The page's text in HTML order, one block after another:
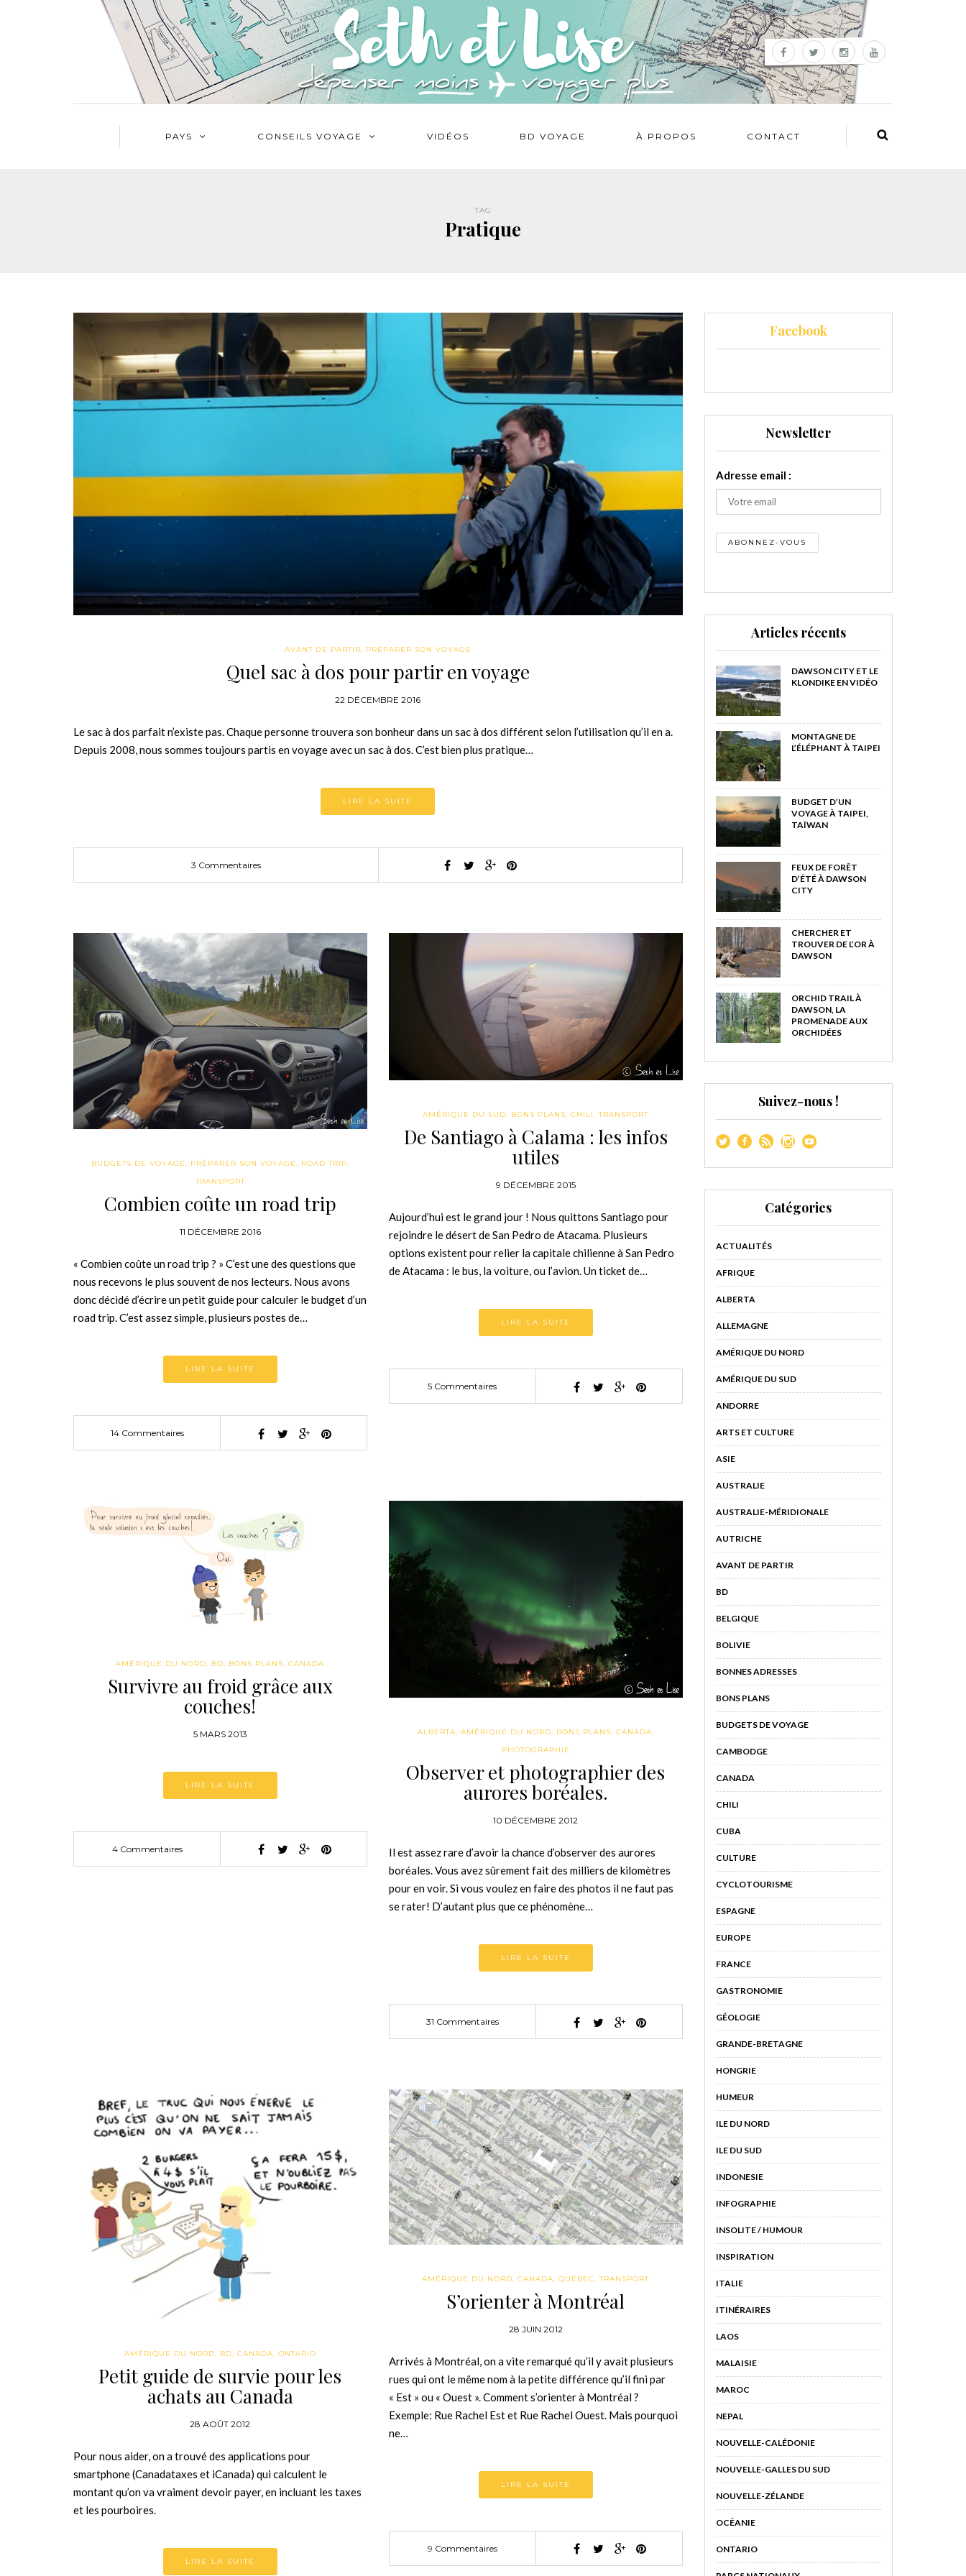
PAYS CONSEILS VOYAGE VIDÉOS BD VOYAGE À PROPOS CONTACT
TAG
Pratique
AVANT DE PARTIR, PRÉPARER SON VOYAGE
Quel sac à dos pour partir en voyage
22 DÉCEMBRE 2016
Le sac à dos parfait n’existe pas. Chaque personne trouvera son bonheur dans un sac à dos différent selon l’utilisation qu’il en a.
Depuis 2008, nous sommes toujours partis en voyage avec un sac à dos. C’est bien plus pratique…
LIRE LA SUITE
3 Commentaires
BUDGETS DE VOYAGE, PRÉPARER SON VOYAGE, ROAD TRIP,
TRANSPORT
Combien coûte un road trip
11 DÉCEMBRE 2016
« Combien coûte un road trip ? » C’est une des questions que
nous recevons le plus souvent de nos lecteurs. Nous avons
donc décidé d’écrire un petit guide pour calculer le budget d’un
road trip. C’est assez simple, plusieurs postes de…
LIRE LA SUITE
14 Commentaires
AMÉRIQUE DU SUD, BONS PLANS,CHILI,TRANSPORT
De Santiago à Calama : les infos
utiles
9 DÉCEMBRE 2015
Aujourd’hui est le grand jour ! Nous quittons Santiago pour
rejoindre le désert de San Pedro de Atacama. Plusieurs
options existent pour relier la capitale chilienne à San Pedro
de Atacama : le bus, la voiture, ou l’avion. Un ticket de…
LIRE LA SUITE
5 Commentaires
AMÉRIQUE DU NORD BD BONS PLANS ,CANADA
Survivre au froid grâce aux
couches!
5 MARS 2013
LIRE LA SUITE
4 Commentaires
ALBERTA, AMÉRIQUE DU NORD, BONS PLANS, CANADA,
PHOTOGRAPHIE
Observer et photographier des
aurores boréales.
10 DÉCEMBRE 2012
Il est assez rare d’avoir la chance d’observer des aurores
boréales. Vous avez sûrement fait des milliers de kilomètres
pour en voir. Si vous voulez en faire des photos il ne faut pas
se rater! D’autant plus que ce phénomène…
LIRE LA SUITE
31 Commentaires
AMÉRIQUE DU NORD, BD, CANADA, ONTARIO
Petit guide de survie pour les
achats au Canada
28 AOÛT 2012
Pour nous aider, on a trouvé des applications pour
smartphone (Canadataxes et iCanada) qui calculent le
montant qu’on va vraiment devoir payer, en incluant les taxes
et les pourboires.
LIRE LA SUITE
AMÉRIQUE DU NORD,CANADA,QUÉBEC,TRANSPORT
S’orienter à Montréal
28 JUIN 2012
Arrivés à Montréal, on a vite remarqué qu’il y avait plusieurs
rues qui ont le même nom à la petite différence qu’il fini par
« Est » ou « Ouest ». Comment s’orienter à Montréal ?
Exemple: Rue Rachel Est et Rue Rachel Ouest. Mais pourquoi
ne…
LIRE LA SUITE
9 Commentaires
Facebook
Newsletter
Adresse email :
Articles récents
DAWSON CITY ET LE
KLONDIKE EN VIDÉO
MONTAGNE DE
L’ÉLÉPHANT À TAIPEI
BUDGET D’UN
VOYAGE À TAIPEI,
TAÏWAN
FEUX DE FORÊT
D’ÉTÉ À DAWSON
CITY
CHERCHER ET
TROUVER DE L’OR À
DAWSON
ORCHID TRAIL À
DAWSON, LA
PROMENADE AUX
ORCHIDÉES
Suivez-nous !
Catégories
ACTUALITÉS
AFRIQUE
ALBERTA
ALLEMAGNE
AMÉRIQUE DU NORD
AMÉRIQUE DU SUD
ANDORRE
ARTS ET CULTURE
ASIE
AUSTRALIE
AUSTRALIE-MÉRIDIONALE
AUTRICHE
AVANT DE PARTIR
BD
BELGIQUE
BOLIVIE
BONNES ADRESSES
BONS PLANS
BUDGETS DE VOYAGE
CAMBODGE
CANADA
CHILI
CUBA
CULTURE
CYCLOTOURISME
ESPAGNE
EUROPE
FRANCE
GASTRONOMIE
GÉOLOGIE
GRANDE-BRETAGNE
HONGRIE
HUMEUR
ILE DU NORD
ILE DU SUD
INDONESIE
INFOGRAPHIE
INSOLITE / HUMOUR
INSPIRATION
ITALIE
ITINÉRAIRES
LAOS
MALAISIE
MAROC
NEPAL
NOUVELLE-CALÉDONIE
NOUVELLE-GALLES DU SUD
NOUVELLE-ZÉLANDE
OCÉANIE
ONTARIO